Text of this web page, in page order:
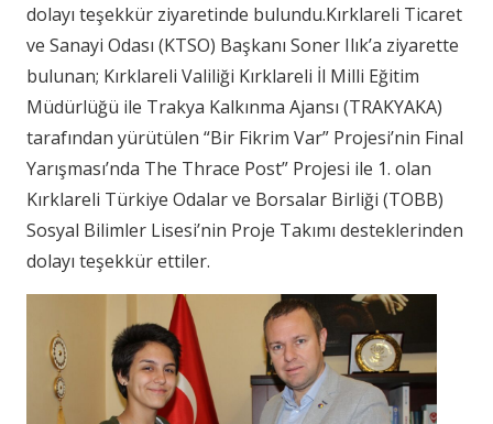
dolayı teşekkür ziyaretinde bulundu.Kırklareli Ticaret
ve Sanayi Odası (KTSO) Başkanı Soner Ilık’a ziyarette
bulunan; Kırklareli Valiliği Kırklareli İl Milli Eğitim
Müdürlüğü ile Trakya Kalkınma Ajansı (TRAKYAKA)
tarafından yürütülen “Bir Fikrim Var” Projesi’nin Final
Yarışması’nda The Thrace Post” Projesi ile 1. olan
Kırklareli Türkiye Odalar ve Borsalar Birliği (TOBB)
Sosyal Bilimler Lisesi’nin Proje Takımı desteklerinden
dolayı teşekkür ettiler.